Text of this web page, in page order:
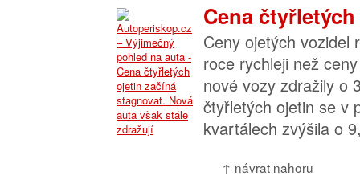
Cena
Ceny ojetých vozidel
roce rychleji než
nové vozy zdražily o
čtyřletých ojetin se v
kvartálech zvýšila o
↑ návrat nahoru